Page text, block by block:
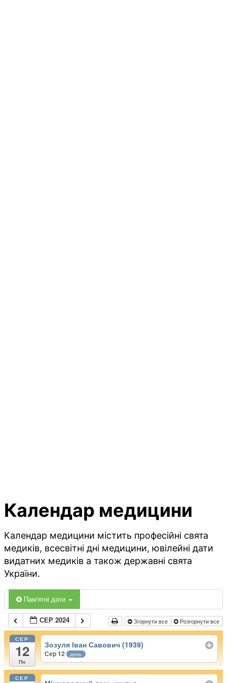
Календар медицини
Календар медицини містить професійні свята
медиків, всесвітні дні медицини, ювілейні дати
видатних медиків а також державні свята
України.
Пам'ятні дати
СЕР 2024 Згорнути все Розгорнути все
СЕР
12
Пн
Зозуля Іван Савович (1939)
Сер 12 день
СЕР